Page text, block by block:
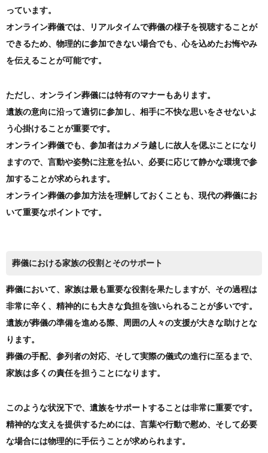
っています。
オンライン葬儀では、リアルタイムで葬儀の様子を視聴することが
できるため、物理的に参加できない場合でも、心を込めたお悔やみ
を伝えることが可能です。
ただし、オンライン葬儀には特有のマナーもあります。
遺族の意向に沿って適切に参加し、相手に不快な思いをさせないよ
う心掛けることが重要です。
オンライン葬儀でも、参加者はカメラ越しに故人を偲ぶことになり
ますので、言動や姿勢に注意を払い、必要に応じて静かな環境で参
加することが求められます。
オンライン葬儀の参加方法を理解しておくことも、現代の葬儀にお
いて重要なポイントです。
葬儀における家族の役割とそのサポート
葬儀において、家族は最も重要な役割を果たしますが、その過程は
非常に辛く、精神的にも大きな負担を強いられることが多いです。
遺族が葬儀の準備を進める際、周囲の人々の支援が大きな助けとな
ります。
葬儀の手配、参列者の対応、そして実際の儀式の進行に至るまで、
家族は多くの責任を担うことになります。
このような状況下で、遺族をサポートすることは非常に重要です。
精神的な支えを提供するためには、言葉や行動で慰め、そして必要
な場合には物理的に手伝うことが求められます。